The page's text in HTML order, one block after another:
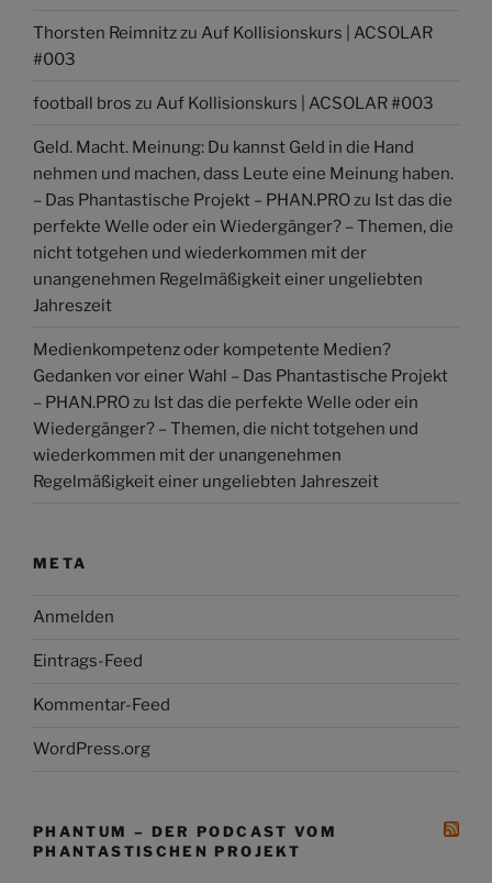
Thorsten Reimnitz zu Auf Kollisionskurs | ACSOLAR
#003
football bros zu Auf Kollisionskurs | ACSOLAR #003
Geld. Macht. Meinung: Du kannst Geld in die Hand
nehmen und machen, dass Leute eine Meinung haben.
– Das Phantastische Projekt – PHAN.PRO zu Ist das die
perfekte Welle oder ein Wiedergänger? – Themen, die
nicht totgehen und wiederkommen mit der
unangenehmen Regelmäßigkeit einer ungeliebten
Jahreszeit
Medienkompetenz oder kompetente Medien?
Gedanken vor einer Wahl – Das Phantastische Projekt
– PHAN.PRO zu Ist das die perfekte Welle oder ein
Wiedergänger? – Themen, die nicht totgehen und
wiederkommen mit der unangenehmen
Regelmäßigkeit einer ungeliebten Jahreszeit
META
Anmelden
Eintrags-Feed
Kommentar-Feed
WordPress.org
PHANTUM – DER PODCAST VOM
PHANTASTISCHEN PROJEKT